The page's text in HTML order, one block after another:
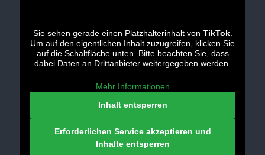
Sie sehen gerade einen Platzhalterinhalt von TikTok.
Um auf den eigentlichen Inhalt zuzugreifen, klicken Sie
auf die Schaltfläche unten. Bitte beachten Sie, dass
dabei Daten an Drittanbieter weitergegeben werden.
Mehr Informationen
Inhalt entsperren
Erforderlichen Service akzeptieren und
Inhalte entsperren